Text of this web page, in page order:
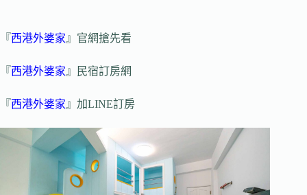
『西港外婆家 』官網搶先看
『西港外婆家 』民宿訂房網
『西港外婆家 』加LINE訂房